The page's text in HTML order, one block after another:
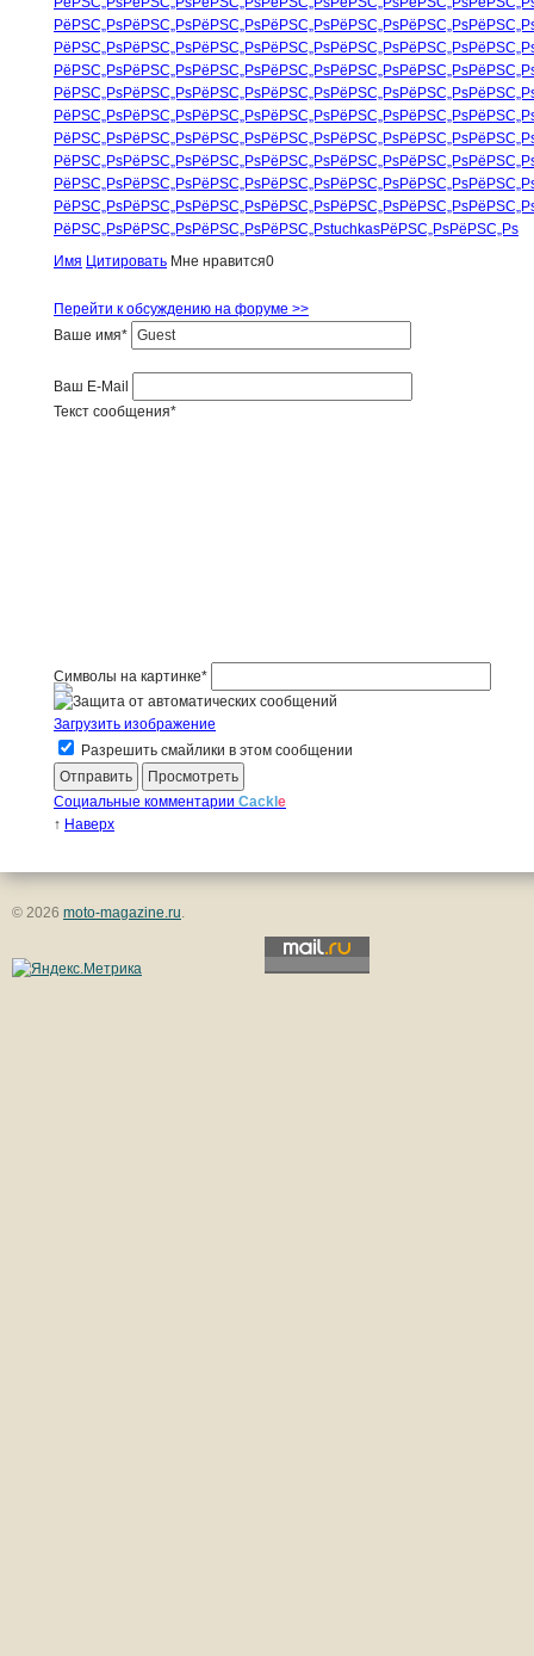
РёРЅС„РѕРёРЅС„РѕРёРЅС„РѕРёРЅС„РѕРёРЅС„РѕРёРЅС„Рѕ
РёРЅС„РѕРёРЅС„РѕРёРЅС„РѕРёРЅС„РѕРёРЅС„РѕРёРЅС„Рѕ
РёРЅС„РѕРёРЅС„РѕРёРЅС„РѕРёРЅС„РѕРёРЅС„РѕРёРЅС„Рѕ
РёРЅС„РѕРёРЅС„РѕРёРЅС„РѕРёРЅС„РѕРёРЅС„РѕРёРЅС„Рѕ
РёРЅС„РѕРёРЅС„РѕРёРЅС„РѕРёРЅС„РѕРёРЅС„РѕРёРЅС„Рѕ
РёРЅС„РѕРёРЅС„РѕРёРЅС„РѕРёРЅС„РѕРёРЅС„РѕРёРЅС„Рѕ
РёРЅС„РѕРёРЅС„РѕРёРЅС„РѕРёРЅС„РѕРёРЅС„РѕРёРЅС„Рѕ
РёРЅС„РѕРёРЅС„РѕРёРЅС„РѕРёРЅС„РѕРёРЅС„РѕРёРЅС„Рѕ
РёРЅС„РѕРёРЅС„РѕРёРЅС„РѕРёРЅС„РѕРёРЅС„РѕРёРЅС„Рѕ
РёРЅС„РѕРёРЅС„РѕРёРЅС„РѕРёРЅС„РѕtuchkasРёРЅС„РѕРёРЅС„Рѕ
Имя Цитировать Мне нравится0
Перейти к обсуждению на форуме >>
Ваше имя*
Ваш E-Mail
Текст сообщения*
Символы на картинке*
Загрузить изображение
Разрешить смайлики в этом сообщении
Социальные комментарии Cackl e
↑ Наверх
© 2026 moto-magazine.ru.